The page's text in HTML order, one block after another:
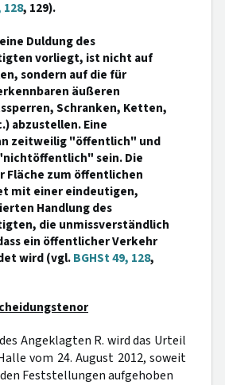
128, 129).
Duldung des
vorliegt, ist nicht auf
sondern auf die für
äußeren
Schranken, Ketten,
abzustellen. Eine
zeitweilig "öffentlich" und
sein. Die
Fläche zum öffentlichen
mit einer eindeutigen,
Handlung des
die unmissverständlich
ein öffentlicher Verkehr
wird (vgl.BGHSt 49, 128,
Angeklagten R. wird das Urteil
vom 24. August 2012, soweit
Feststellungen aufgehoben